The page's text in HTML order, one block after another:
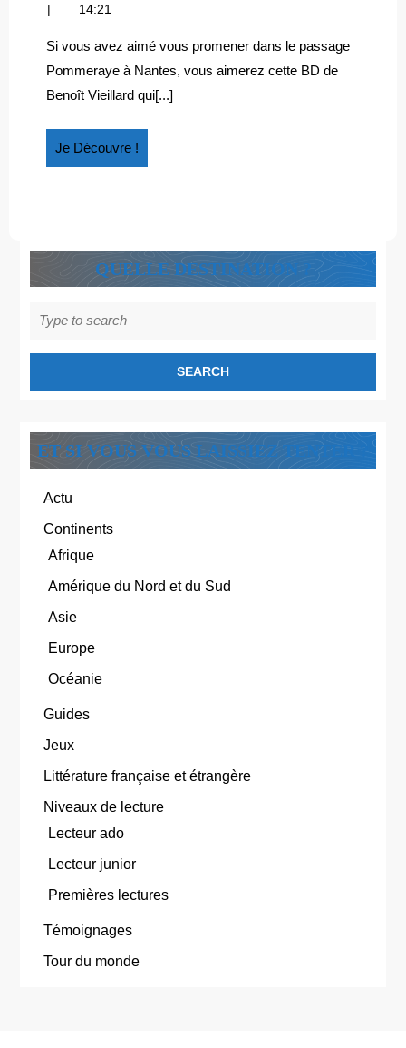
« LE
:
14:21
Si vous avez aimé vous promener dans le passage
Pommeraye à Nantes, vous aimerez cette BD de
Benoît Vieillard qui[...]
Je Découvre !
Découvre
QUELLE DESTINATION ?
for:
ET SI VOUS VOUS LAISSIEZ TENTER ?
Actu
Continents
Afrique
Amérique du Nord et du Sud
Asie
Europe
Océanie
Guides
Jeux
Littérature française et étrangère
Niveaux de lecture
Lecteur ado
Lecteur junior
Premières lectures
Témoignages
Tour du monde